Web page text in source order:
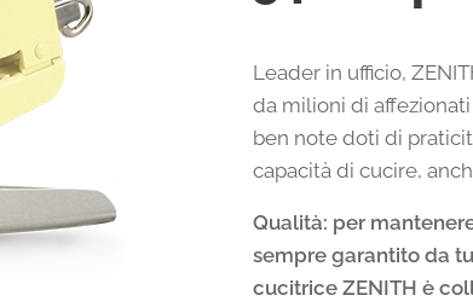
Leader in ufficio,
da milioni di
ben note doti di
capacità di cucire,
Qualità: per
sempre garantito da
cucitrice ZENITH è